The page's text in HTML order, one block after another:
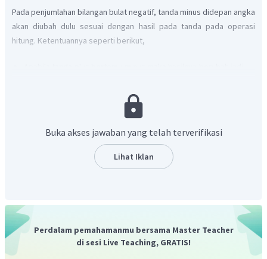
Pada penjumlahan bilangan bulat negatif, tanda minus didepan angka
akan diubah dulu sesuai dengan hasil pada tanda pada operasi
hitung. Ketentuannya seperti berikut,
Apabila tanda minus bertemu plus maka hasilnya berubah jadi
jadi plusBuka akses jawaban yang telah terverifikasi
Lihat Iklan
Perdalam pemahamanmu bersama Master Teacher
di sesi Live Teaching, GRATIS!